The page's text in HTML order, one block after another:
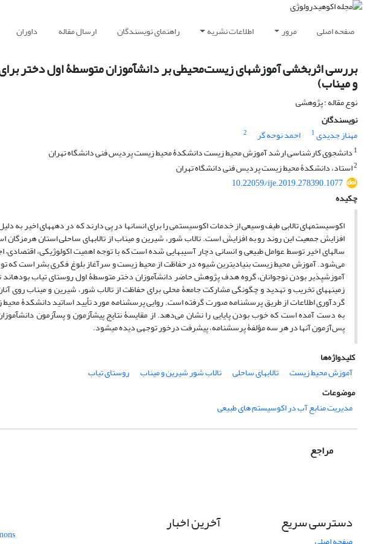
صفحه اصلی مرور اطلاعات نشریه راهنمای نویسندگان ارسال مقاله داوران
بررسی اثربخشی آموزش‏های زیست‌محیطی بر دانش‏آموزان متوسطۀ اول دختر برای
و میناب)
نوع مقاله : پژوهشی
نویسندگان
مهناز جدیدی1 احمد نوحه گر
2
1 دانشجوی کارشناسی ارشد آموزش محیط زیست دانشکدۀ محیط زیست پردیس فنی دانشگاه تهران
2استاد، دانشکدۀ محیط زیست پردیس فنی دانشگاه تهران
10.22059/ije.2019.278390.1077
چکیده
اکوسیستم‏های تالابی طیف وسیعی از خدمات اکوسیستمی را برای انسان‏ها در پی دارند که در دهه‏های اخیر به
افزایش جمعیت این روند رو به افزایش است. تالاب شور، شیرین و میناب از تالاب‏های ساحلی استان
سال‏های اخیر توسط عوامل طبیعی و انسانی دچار آسیب‏هایی شده است که با توجه اهمیت اکولوژیکی،
می‏‌شود. آموزش محیط زیست بنیادی‏ترین شیوه در حفاظت از محیط زیست و سرآغاز بلوغ فکری بشر است که
آموزش‏پذیر بودن نوجوانان، گروه هدف پژوهش حاضر دانش‏آموزان دختر متوسطۀ اول روستای تیاب
زمینه‏های تخریب و تهدید و چگونگی مشارکت جامعۀ محلی برای حفاظت از تالاب شور، شیرین و میناب
به دست آمده است که خوب بودن پایایی را نشان می‌دهد. از مقایسۀ نتایج پیش‏آزمون و پس‏آزمون
پس‌آزمون آنها در هر سه مؤلفۀ پرسشنامه، پیشرفت درخور توجهی دیده می‏شود.
کلیدواژه‌ها
آموزش محیط زیست
تالاب‏های ساحلی تالاب شور شیرین و میناب
روستای تیاب
موضوعات
مدیریت منابع آب در اکوسیستم های طبیعی
مراجع
دسترسی سریع آخرین اخبار